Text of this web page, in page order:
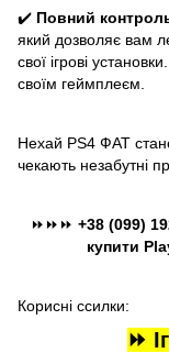
✔️ Повний
який дозволяє вам
свої ігрові
своїм геймплеєм.
Нехай PS4 ФАТ
чекають незабутні
⏩⏩⏩ +38 (099)
купити
Корисні ссилки:
⏩